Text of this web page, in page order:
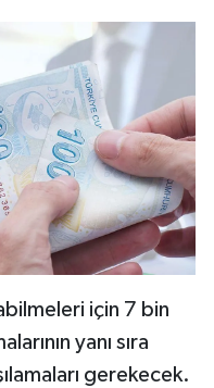
için 7 bin
yanı sıra
gerekecek.